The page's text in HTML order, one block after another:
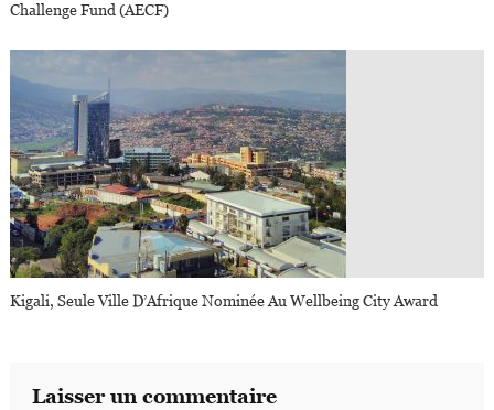
Challenge Fund (AECF)
Kigali, Seule Ville D’Afrique Nominée Au Wellbeing City Award
Laisser un commentaire